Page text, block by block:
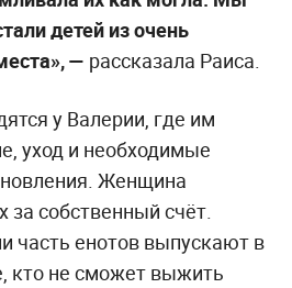
детей из очень
— рассказала Раиса.
у Валерии, где им
уход и необходимые
Женщина
собственный счёт.
часть енотов выпускают в
кто не сможет выжить